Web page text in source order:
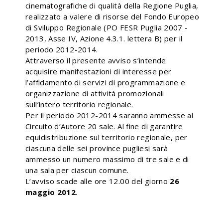
cinematografiche di qualità della Regione Puglia,
realizzato a valere di risorse del Fondo Europeo
di Sviluppo Regionale (PO FESR Puglia 2007 -
2013, Asse IV, Azione 4.3.1. lettera B) per il
periodo 2012-2014.
Attraverso il presente avviso s’intende
acquisire manifestazioni di interesse per
l’affidamento di servizi di programmazione e
organizzazione di attività promozionali
sull’intero territorio regionale.
Per il periodo 2012-2014 saranno ammesse al
Circuito d’Autore 20 sale. Al fine di garantire
equidistribuzione sul territorio regionale, per
ciascuna delle sei province pugliesi sarà
ammesso un numero massimo di tre sale e di
una sala per ciascun comune.
L’avviso scade alle ore 12.00 del giorno 26
maggio 2012.